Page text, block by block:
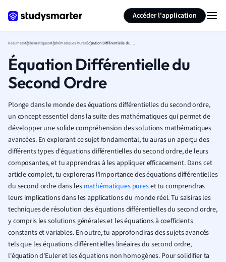
Accéder l'application
ResumesMathématiquesMathématiques Pures Équation Différentielle du Second Ordre
Équation Différentielle du
Second Ordre
Plonge dans le monde des équations différentielles du second ordre,
un concept essentiel dans la suite des mathématiques qui permet de
développer une solide compréhension des solutions mathématiques
avancées. En explorant ce sujet fondamental, tu auras un aperçu des
différents types d'équations différentielles du second ordre, de leurs
composantes, et tu apprendras à les appliquer efficacement. Dans cet
article complet, tu exploreras l'importance des équations différentielles
du second ordre dans les mathématiques pureset tu comprendras
leurs implications dans les applications du monde réel. Tu saisiras les
techniques de résolution des équations différentielles du second ordre,
y compris les solutions générales et les équations à coefficients
constants et variables. En outre, tu approfondiras des sujets avancés
tels que les équations différentielles linéaires du second ordre,
l'équation d'Euler et les équations non homogènes. Pour solidifier ta
Résumer la page